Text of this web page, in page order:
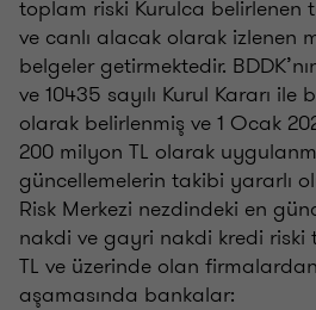
toplam riski Kurulca belirlenen
ve canlı alacak olarak izlenen
belgeler getirmektedir.
ve 10435 sayılı Kurul Kararı ile
olarak belirlenmiş ve 1 Ocak
200 milyon TL olarak
güncellemelerin takibi yararlı
Risk Merkezi nezdindeki en
nakdi ve gayri nakdi kredi riski
TL ve üzerinde olan
aşamasında bankalar: